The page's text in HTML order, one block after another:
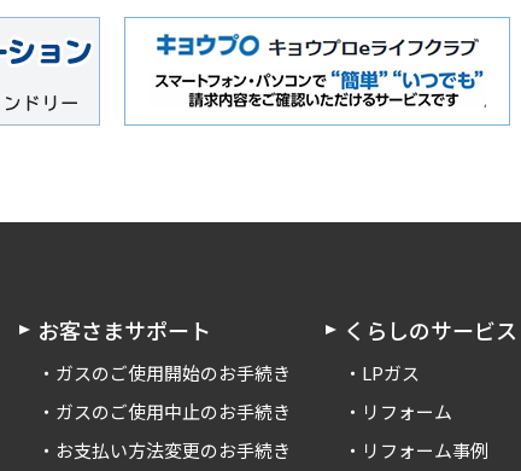
お客さまサポート
ガスのご使用開始のお手続き
ガスのご使用中止のお手続き
お支払い方法変更のお手続き
くらしのサービス
LPガス
リフォーム
リフォーム事例